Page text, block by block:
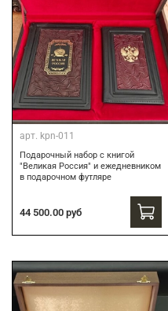
арт. kpn-011
Подарочный набор с книгой
"Великая Россия" и ежедневником
в подарочном футляре
44 500.00 руб